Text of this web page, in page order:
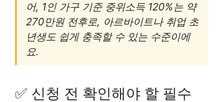
어, 1인 가구 기준 중위소득 120%는 약
270만원 전후로, 아르바이트나 취업 초
년생도 쉽게 충족할 수 있는 수준이에
요.
✅ 신청 전 확인해야 할 필수